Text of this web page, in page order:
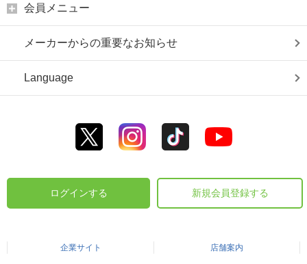
会員メニュー
メーカーからの重要なお知らせ
Language
ログインする 新規会員登録する
企業サイト 店舗案内